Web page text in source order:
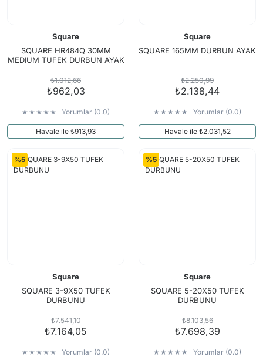
Square
SQUARE HR484Q 30MM
MEDIUM TUFEK DURBUN AYAK
₺1.012,66
₺962,03
Yorumlar (0.0)
Havale ile ₺913,93
Square
SQUARE 165MM DURBUN AYAK
₺2.250,99
₺2.138,44
Yorumlar (0.0)
Havale ile ₺2.031,52
%5
Square
SQUARE 3-9X50 TUFEK
DURBUNU
₺7.541,10
₺7.164,05
Yorumlar (0.0)
%5
Square
SQUARE 5-20X50 TUFEK
DURBUNU
₺8.103,56
₺7.698,39
Yorumlar (0.0)